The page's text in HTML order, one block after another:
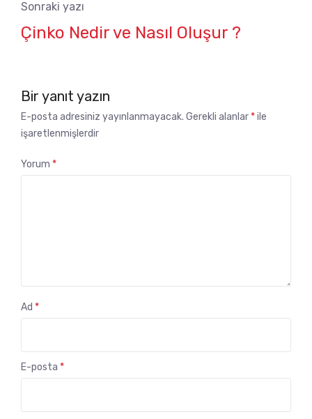
Sonraki yazı
Çinko Nedir ve Nasıl Oluşur ?
Bir yanıt yazın
E-posta adresiniz yayınlanmayacak. Gerekli alanlar *ile
işaretlenmişlerdir
Yorum *
Ad *
E-posta *